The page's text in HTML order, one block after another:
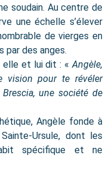
soudain. Au centre de
une échelle s’élever
de vierges en
par des anges.
elle et lui dit : «Angèle,
vision pour te révéler
une société de
Angèle fonde à
Ursule, dont les
spécifique et ne